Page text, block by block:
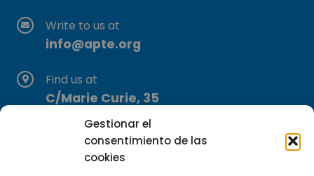
Gestionar el
consentimiento de las
cookies
Write to us at
info@apte.org
Find us at
C/Marie Curie, 35
29590 Campanillas, Málaga